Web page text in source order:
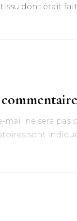
dont était
mail ne sera pas
sont